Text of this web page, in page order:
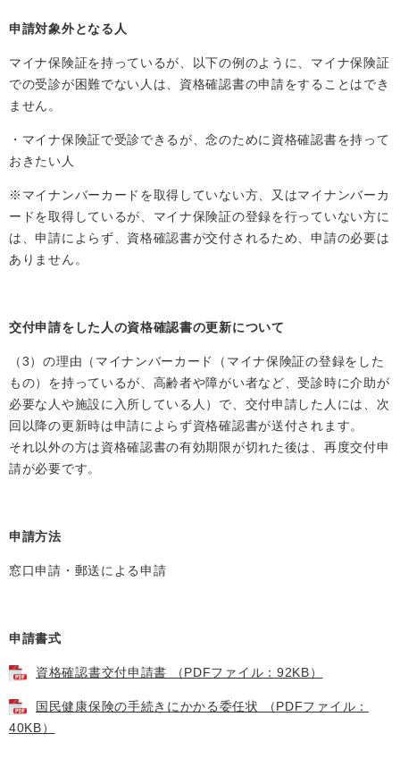
申請対象外となる人
マイナ保険証を持っているが、以下の例のように、マイナ保険証
での受診が困難でない人は、資格確認書の申請をすることはでき
ません。
・マイナ保険証で受診できるが、念のために資格確認書を持って
おきたい人
※マイナンバーカードを取得していない方、又はマイナンバーカ
ードを取得しているが、マイナ保険証の登録を行っていない方に
は、申請によらず、資格確認書が交付されるため、申請の必要は
ありません。
交付申請をした人の資格確認書の更新について
（3）の理由（マイナンバーカード（マイナ保険証の登録をした
もの）を持っているが、高齢者や障がい者など、受診時に介助が
必要な人や施設に入所している人）で、交付申請した人には、次
回以降の更新時は申請によらず資格確認書が送付されます。
それ以外の方は資格確認書の有効期限が切れた後は、再度交付申
請が必要です。
申請方法
窓口申請・郵送による申請
申請書式
資格確認書交付申請書 （PDFファイル：92KB）
国民健康保険の手続きにかかる委任状 （PDFファイル：
40KB）